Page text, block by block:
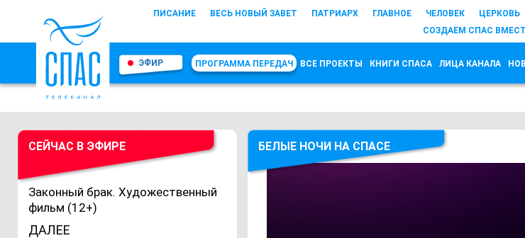
ПИСАНИЕ ВЕСЬ НОВЫЙ ЗАВЕТ ПАТРИАРХ ГЛАВНОЕ ЧЕЛОВЕК ЦЕРКОВЬ
СОЗДАЕМ СПАС
ЭФИР ПРОГРАММА ПЕРЕДАЧ ВСЕ ПРОЕКТЫ КНИГИ СПАСА ЛИЦА КАНАЛА
СЕЙЧАС В ЭФИРЕ
Законный брак. Художественный
фильм (12+)
ДАЛЕЕ
БЕЛЫЕ НОЧИ НА СПАСЕ